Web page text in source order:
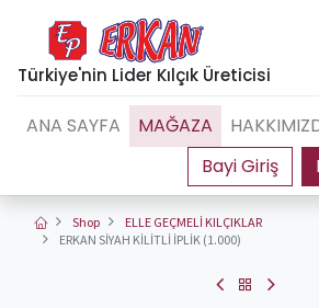
Türkiye'nin Lider Kılçık Üreticisi
ANA SAYFA MAĞAZA
Shop
ELLE GEÇMELİ KILÇIKLAR
ERKAN SİYAH KİLİTLİ İPLİK (1.000)